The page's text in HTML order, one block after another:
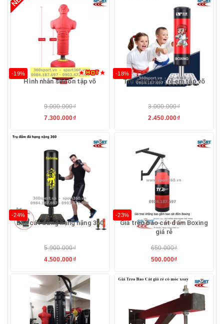
-19%
Hình nhân silicon tập võ
9.000.000₫
7.300.000₫
-18%
Trụ đấm bốc trẻ em tập võ
3.000.000₫
2.450.000₫
-24%
Bao cát đứng hạng nặng 360
5.900.000₫
4.500.000₫
-23%
Giá treo bao cát đấm Boxing
giá rẻ
650.000₫
500.000₫